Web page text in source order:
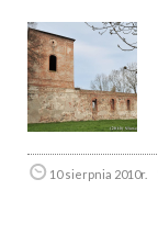
10 sierpnia 2010r.